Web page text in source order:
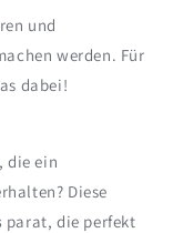
und
werden. Für
dabei!
die ein
Diese
parat, die perfekt